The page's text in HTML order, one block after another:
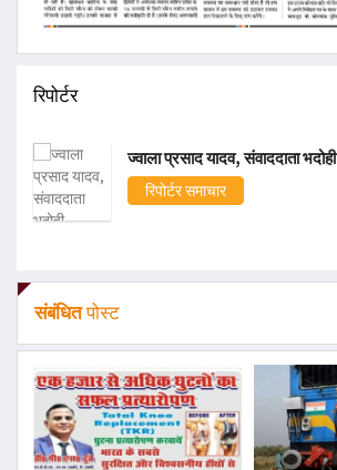
रिपोर्टर
ज्वाला प्रसाद यादव, संवाददाता भदोही
रिपोर्टर समाचार
संबंधितपोस्ट